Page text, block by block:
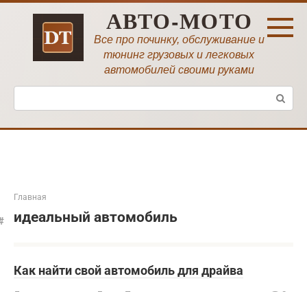
Перейти
АВТО-МОТО
Все про починку, обслуживание и
тюнинг грузовых и легковых
автомобилей своими руками
Поиск:
Главная
идеальный автомобиль
Как найти свой автомобиль для драйва